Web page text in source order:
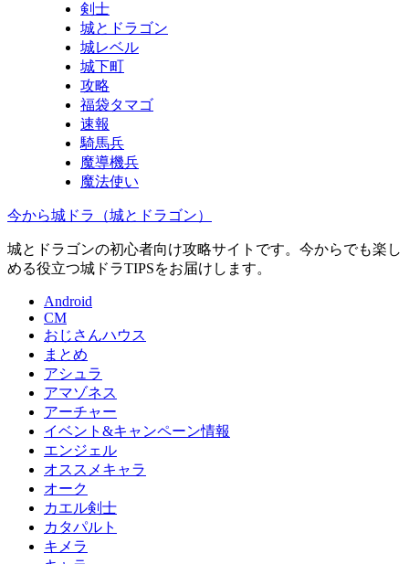
剣士
城とドラゴン
城レベル
城下町
攻略
福袋タマゴ
速報
騎馬兵
魔導機兵
魔法使い
今から城ドラ（城とドラゴン）
城とドラゴンの初心者向け攻略サイトです。今からでも楽し
める役立つ城ドラTIPSをお届けします。
Android
CM
おじさんハウス
まとめ
アシュラ
アマゾネス
アーチャー
イベント&キャンペーン情報
エンジェル
オススメキャラ
オーク
カエル剣士
カタパルト
キメラ